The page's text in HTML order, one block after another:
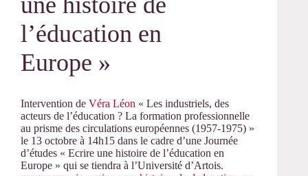
l’éducation en
Europe »
Intervention de Véra Léon « Les industriels, des
acteurs de l’éducation ? La formation professionnelle
au prisme des circulations européennes (1957-1975) »
le 13 octobre à 14h15 dans le cadre d’une Journée
d’études « Ecrire une histoire de l’éducation en
Europe » qui se tiendra à l’Université d’Artois.